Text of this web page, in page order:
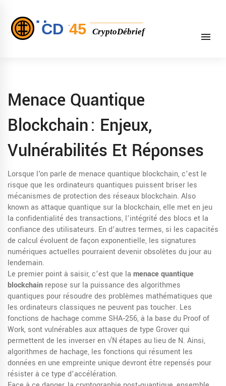
Menace Quantique
Blockchain : Enjeux,
Vulnérabilités Et Réponses
Lorsque l'on parle de menace quantique blockchain,c’est le
risque que les ordinateurs quantiques puissent briser les
mécanismes de protection des réseaux blockchain. Also
known as attaque quantique sur la blockchain, elle met en jeu
la confidentialité des transactions, l’intégrité des blocs et la
confiance des utilisateurs. En d’autres termes, si les capacités
de calcul évoluent de façon exponentielle, les signatures
numériques actuelles pourraient devenir obsolètes du jour au
lendemain.
Le premier point à saisir, c’est que la menace quantique
blockchain repose sur la puissance des algorithmes
quantiques pour résoudre des problèmes mathématiques que
les ordinateurs classiques ne peuvent pas toucher. Les
fonctions de hachage comme SHA‑256, à la base du Proof of
Work, sont vulnérables aux attaques de type Grover qui
permettent de les inverser en √N étapes au lieu de N. Ainsi,
algorithmes de hachage, les fonctions qui résument les
données en une empreinte unique devront être repensés pour
résister à ce type d’accélération.